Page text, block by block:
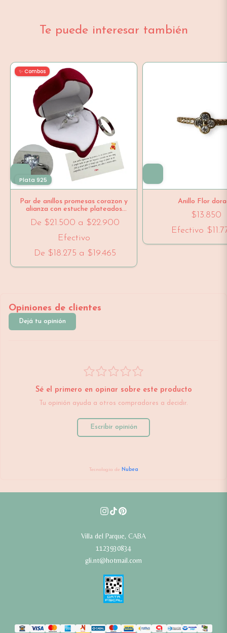
Te puede interesar también
✨ Combos
Plata 925
Par de anillos promesas corazon y
alianza con estuche plateados
De $21.500 a $22.900
Efectivo
De $18.275 a $19.465
Anillo Flor
$13.850
Efectivo
Opiniones de clientes
Dejá tu opinión
Sé el primero en opinar sobre este producto
Tu opinión ayuda a otros compradores a decidir.
Escribir opinión
Tecnología de Nubea
Villa del Parque, CABA
1123930834
gli.nt@hotmail.com